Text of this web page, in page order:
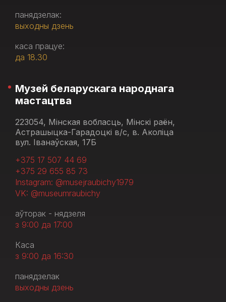
панядзелак:
выходны дзень
каса працуе:
да 18.30
Музей беларускага народнага
мастацтва
223054, Мінская вобласць, Мінскі раён,
Астрашыцка-Гарадоцкі в/с, в. Аколіца
вул. Іванаўская, 17Б
+375 17 507 44 69
+375 29 655 85 73
Instagram: @musejraubichy1979
VK: @museumraubichy
аўторак - нядзеля
з 9:00 да 17:00
Каса
з 9:00 да 16:30
панядзелак
выходны дзень